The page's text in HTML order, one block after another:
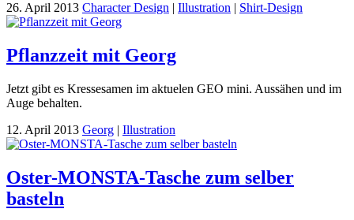
26. April 2013 Character Design | Illustration | Shirt-Design
Pflanzzeit mit Georg
Jetzt gibt es Kressesamen im aktuelen GEO mini. Aussähen und im
Auge behalten.
12. April 2013 Georg | Illustration
Oster-MONSTA-Tasche zum selber
basteln